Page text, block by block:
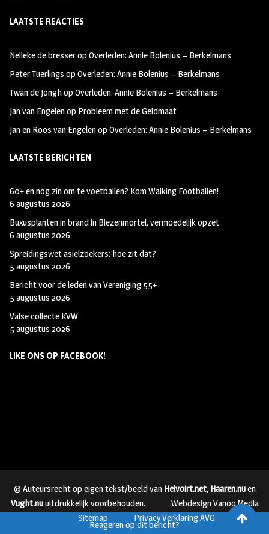
b
oo
k
ag
m
tt
LAATSTE REACTIES
Nelleke de bresseropOverleden: Annie Bolenius – Berkelmans
Peter Tuerlings opOverleden: Annie Bolenius – Berkelmans
Twan de JonghopOverleden: Annie Bolenius – Berkelmans
Jan van Engelenop Probleem met de Geldmaat
Jan en Roos van EngelenopOverleden: Annie Bolenius – Berkelmans
LAATSTE BERICHTEN
60+ en nog zin om te voetballen? Kom Walking Footballen!
6 augustus 2026
Buxusplanten in brand in Biezenmortel, vermoedelijk opzet
6 augustus 2026
Spreidingswet asielzoekers: hoe zit dat?
5 augustus 2026
Bericht voor de leden van Vereniging 55+
5 augustus 2026
Valse collecte KVW
5 augustus 2026
LIKE ONS OP FACEBOOK!
Reageren op dit bericht?
© Auteursrecht op eigen tekst/beeld van Helvoirt.net, Haaren.nuen
Vught.nuuitdrukkelijk voorbehouden.
Webdesign Vanoo Media
Sitemap
Privacy Verklaring AVG